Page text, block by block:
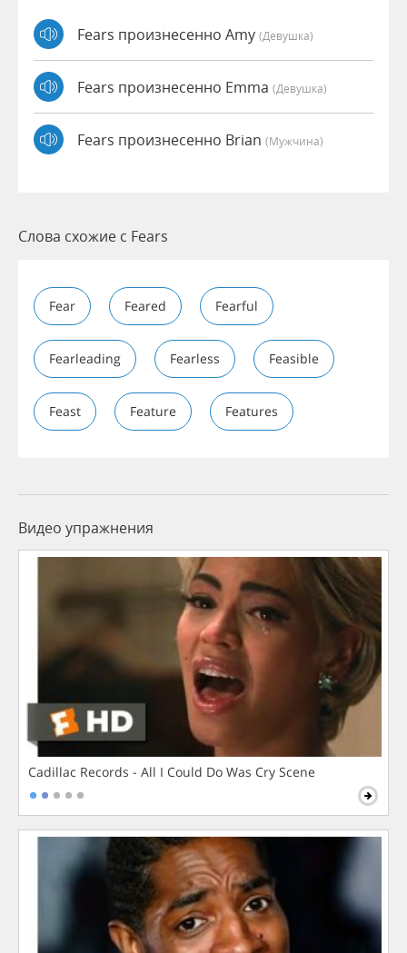
Fears произнесенно Amy (девушка)
Fears произнесенно Emma (девушка)
Fears произнесенно Brian (мужчина)
Слова схожие с Fears
Fear Feared Fearful
Fearleading Fearless Feasible
Feast Feature Features
Видео упражнения
Cadillac Records - All I Could Do Was Cry Scene